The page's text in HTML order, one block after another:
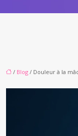
/ Blog / Douleur à la